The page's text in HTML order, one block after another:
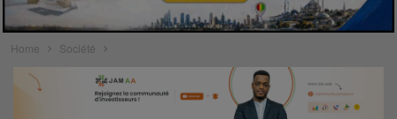
Home Société